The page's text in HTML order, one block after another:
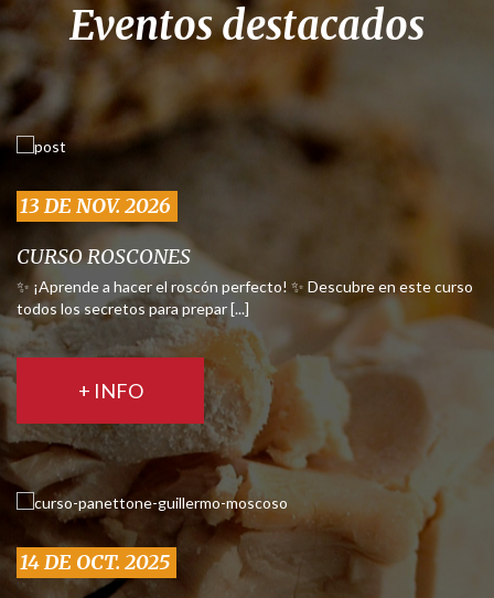
Eventos destacados
13 DE NOV. 2026
CURSO ROSCONES
✨ ¡Aprende a hacer el roscón perfecto! ✨ Descubre en este curso
todos los secretos para prepar [...]
+ INFO
14 DE OCT. 2025